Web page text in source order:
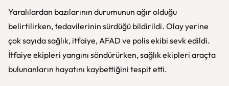
Yaralılardan bazılarının durumunun ağır olduğu
belirtilirken, tedavilerinin sürdüğü bildirildi. Olay yerine
çok sayıda sağlık, itfaiye, AFAD ve polis ekibi sevk edildi.
İtfaiye ekipleri yangını söndürürken, sağlık ekipleri araçta
bulunanların hayatını kaybettiğini tespit etti.